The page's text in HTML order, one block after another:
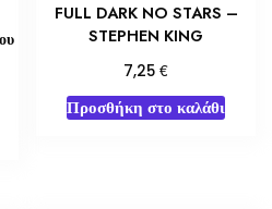
FULL DARK NO STARS –
STEPHEN KING
7,25€
Προσθήκη στο καλάθι